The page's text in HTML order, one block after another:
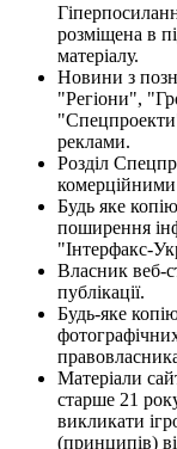
розміщена в
матеріалу.
Новини з
"Регіони",
реклами.
Розділ
Будь яке
поширення
"Інтерфакс-
Власник веб-
публікації.
Будь-яке
Матеріали
старше 21
викликати
(принципів)